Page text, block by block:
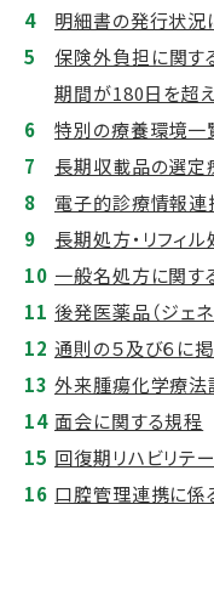
明細書の発行状況
保険外負担に関す
期間が180日を超
特別の療養環境一
長期収載品の選定
電子的診療情報連
長期処方・リフィ
一般名処方に関す
後発医薬品（ジェ
通則の５及び６に
外来腫瘍化学療法
面会に関する規程
回復期リハビリテ
口腔管理連携に係